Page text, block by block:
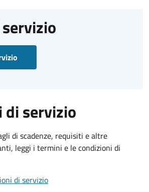
di servizio
di scadenze, requisiti e altre
leggi i termini e le condizioni di
di servizio